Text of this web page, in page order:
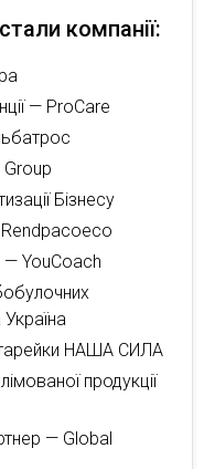
компанії:
— ProCare
Бізнесу
— YouCoach
НАША СИЛА
продукції
— Global